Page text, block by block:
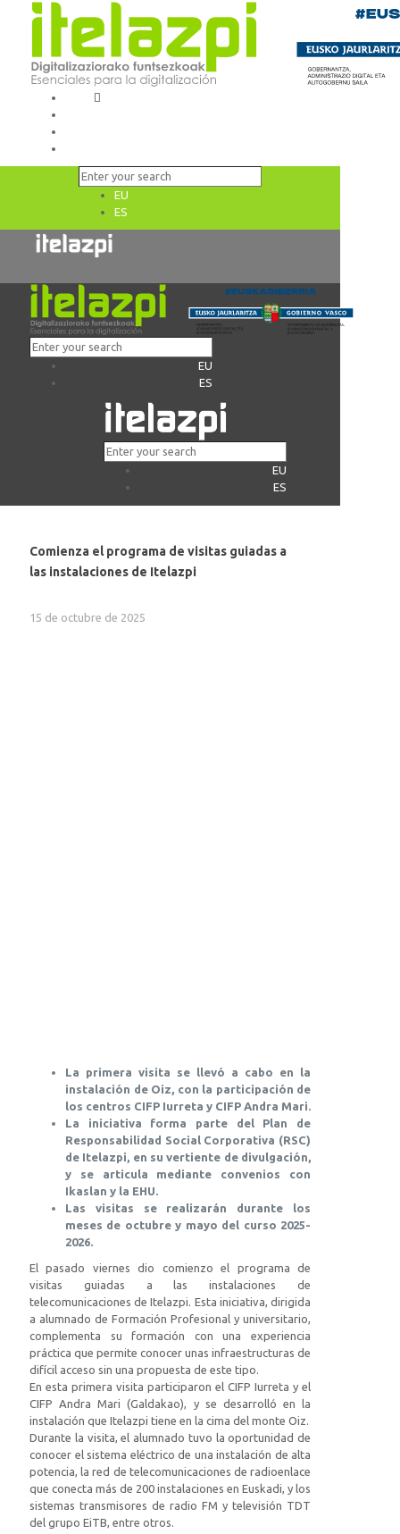
EU
ES
EU
ES
EU
ES
Comienza el programa de visitas guiadas a
las instalaciones de Itelazpi
15 de octubre de 2025
La primera visita se llevó a cabo en la
instalación de Oiz, con la participación de
los centros CIFP Iurreta y CIFP Andra Mari.
La iniciativa forma parte del Plan de
Responsabilidad Social Corporativa (RSC)
de Itelazpi, en su vertiente de divulgación,
y se articula mediante convenios con
Ikaslan y la EHU.
Las visitas se realizarán durante los
meses de octubre y mayo del curso 2025-
2026.
El pasado viernes dio comienzo el programa de
visitas guiadas a las instalaciones de
telecomunicaciones de Itelazpi. Esta iniciativa, dirigida
a alumnado de Formación Profesional y universitario,
complementa su formación con una experiencia
práctica que permite conocer unas infraestructuras de
difícil acceso sin una propuesta de este tipo.
En esta primera visita participaron el CIFP Iurreta y el
CIFP Andra Mari (Galdakao), y se desarrolló en la
instalación que Itelazpi tiene en la cima del monte Oiz.
Durante la visita, el alumnado tuvo la oportunidad de
conocer el sistema eléctrico de una instalación de alta
potencia, la red de telecomunicaciones de radioenlace
que conecta más de 200 instalaciones en Euskadi, y los
sistemas transmisores de radio FM y televisión TDT
del grupo EiTB, entre otros.